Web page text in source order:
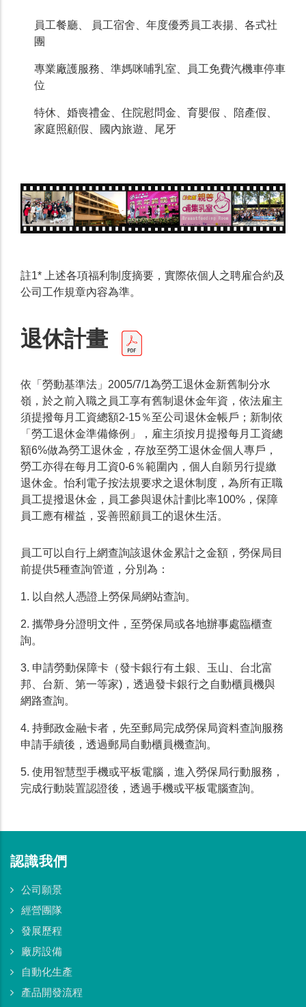
員工餐廳、 員工宿舍、年度優秀員工表揚、各式社
團
專業廠護服務、準媽咪哺乳室、員工免費汽機車停車
位
特休、婚喪禮金、住院慰問金、育嬰假 、陪產假、
家庭照顧假、國內旅遊、尾牙
註1* 上述各項福利制度摘要，實際依個人之聘雇合約及
公司工作規章內容為準。
退休計畫
依「勞動基準法」2005/7/1為勞工退休金新舊制分水
嶺，於之前入職之員工享有舊制退休金年資，依法雇主
須提撥每月工資總額2-15％至公司退休金帳戶；新制依
「勞工退休金準備條例」，雇主須按月提撥每月工資總
額6%做為勞工退休金，存放至勞工退休金個人專戶，
勞工亦得在每月工資0-6％範圍內，個人自願另行提繳
退休金。怡利電子按法規要求之退休制度，為所有正職
員工提撥退休金，員工參與退休計劃比率100%，保障
員工應有權益，妥善照顧員工的退休生活。
員工可以自行上網查詢該退休金累計之金額，勞保局目
前提供5種查詢管道，分別為：
1. 以自然人憑證上勞保局網站查詢。
2. 攜帶身分證明文件，至勞保局或各地辦事處臨櫃查
詢。
3. 申請勞動保障卡（發卡銀行有土銀、玉山、台北富
邦、台新、第一等家)，透過發卡銀行之自動櫃員機與
網路查詢。
4. 持郵政金融卡者，先至郵局完成勞保局資料查詢服務
申請手續後，透過郵局自動櫃員機查詢。
5. 使用智慧型手機或平板電腦，進入勞保局行動服務，
完成行動裝置認證後，透過手機或平板電腦查詢。
認識我們
公司願景
經營團隊
發展歷程
廠房設備
自動化生產
產品開發流程